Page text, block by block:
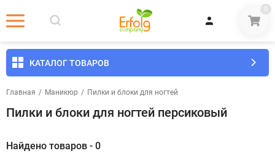
0
КАТАЛОГ ТОВАРОВ
Главная / Маникюр / ​Пилки и блоки для ногтей
Пилки и блоки для ногтей персиковый
Найдено товаров - 0